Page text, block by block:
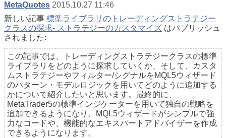
MetaQuotes 2015.10.27 11:46
新しい記事 標準ライブラリのトレーディングストラテジー
クラスの探求- ストラテジーのカスタマイズ はパブリッシュ
されました:
この記事では、トレーディングストラテジークラスの標準
ライブラリをどのように探求していくか、そして、カスタ
ムストラテジーやフィルター/シグナルをMQL5ウィザード
のパターン・モデルロジックを用いてどのように追加する
かについて紹介したいと思います。最終的に、
MetaTrader5の標準インジケーターを用いて独自の戦略を
追加できるようになり、MQL5ウィザードがシンプルで強
力なコードや、機能的なエキスパートアドバイザーを作成
できるようになります。